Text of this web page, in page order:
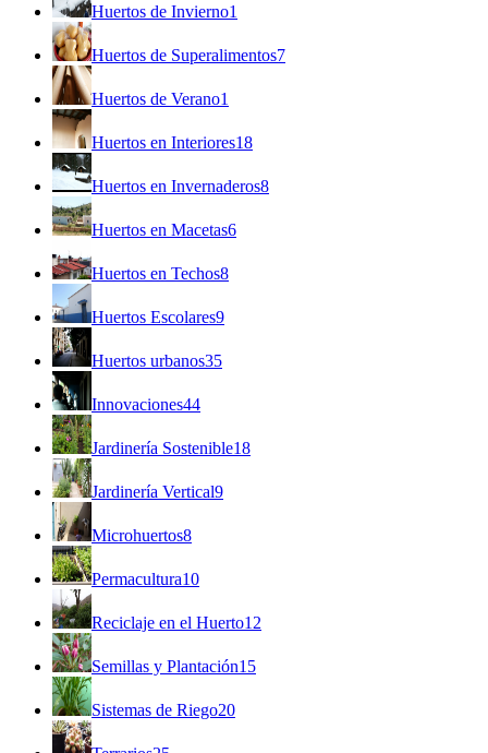
Huertos de Invierno1
Huertos de Superalimentos7
Huertos de Verano1
Huertos en Interiores18
Huertos en Invernaderos8
Huertos en Macetas6
Huertos en Techos8
Huertos Escolares9
Huertos urbanos35
Innovaciones44
Jardinería Sostenible18
Jardinería Vertical9
Microhuertos8
Permacultura10
Reciclaje en el Huerto12
Semillas y Plantación15
Sistemas de Riego20